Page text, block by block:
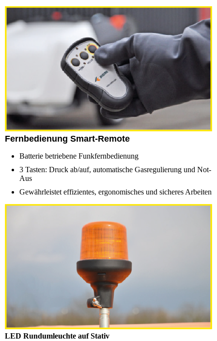
Fernbedienung Smart-Remote
Batterie betriebene Funkfernbedienung
3 Tasten: Druck ab/auf, automatische Gasregulierung und Not-
Aus
Gewährleistet effizientes, ergonomisches und sicheres Arbeiten
LED Rundumleuchte auf Stativ